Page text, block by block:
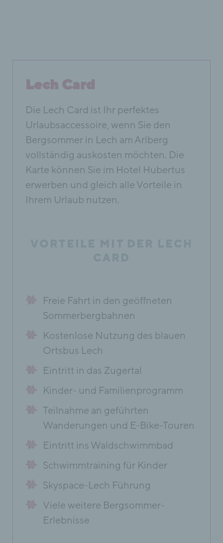
Lech Card
Die Lech Card ist Ihr perfektes
Urlaubsaccessoire, wenn Sie den
Bergsommer in Lech am Arlberg
vollständig auskosten möchten. Die
Karte können Sie im Hotel Hubertus
erwerben und gleich alle Vorteile in
Ihrem Urlaub nutzen.
Freie Fahrt in den geöffneten
Sommerbergbahnen
Kostenlose Nutzung des blauen
Ortsbus Lech
Eintritt in das Zugertal
Kinder- und Familienprogramm
Teilnahme an geführten
Wanderungen und E-Bike-Touren
Eintritt ins Waldschwimmbad
Schwimmtraining für Kinder
Skyspace-Lech Führung
Viele weitere Bergsommer-
Erlebnisse